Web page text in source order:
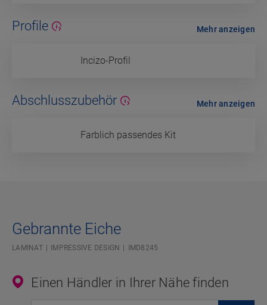
Profile
Incizo-Profil
Mehr anzeigen
Abschlusszubehör
Farblich passendes Kit
Mehr anzeigen
Gebrannte Eiche
LAMINAT IMPRESSIVE DESIGN IMD8245
Einen Händler in Ihrer Nähe finden